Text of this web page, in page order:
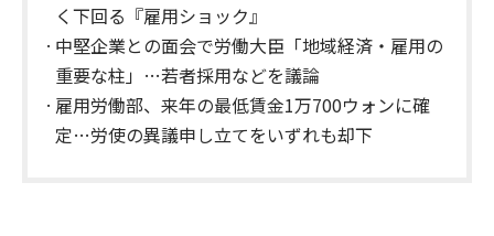
く下回る『雇用ショック』
中堅企業との面会で労働大臣「地域経済・雇用の
重要な柱」…若者採用などを議論
雇用労働部、来年の最低賃金1万700ウォンに確
定…労使の異議申し立てをいずれも却下